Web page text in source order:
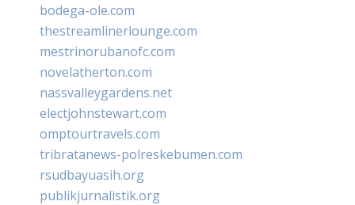
bodega-ole.com
thestreamlinerlounge.com
mestrinorubanofc.com
novelatherton.com
nassvalleygardens.net
electjohnstewart.com
omptourtravels.com
tribratanews-polreskebumen.com
rsudbayuasih.org
publikjurnalistik.org